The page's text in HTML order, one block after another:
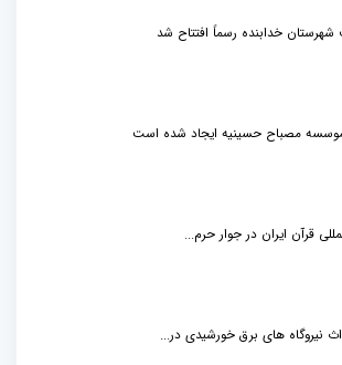
شهرستان خدابنده رسماً افتتاح شد
مصباح حسینیه ایجاد شده است
قرآن ایران در جوار حرم...
نیروگاه های برق خورشیدی در...